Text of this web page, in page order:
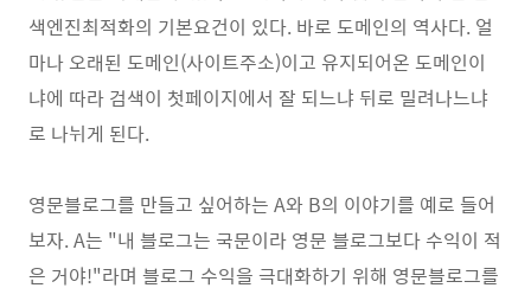
색엔진최적화의 기본요건이 있다. 바로 도메인의 역사다. 얼
마나 오래된 도메인(사이트주소)이고 유지되어온 도메인이
냐에 따라 검색이 첫페이지에서 잘 되느냐 뒤로 밀려나느냐
로 나뉘게 된다.
영문블로그를 만들고 싶어하는 A와 B의 이야기를 예로 들어
보자. A는 "내 블로그는 국문이라 영문 블로그보다 수익이 적
은 거야!"라며 블로그 수익을 극대화하기 위해 영문블로그를